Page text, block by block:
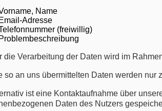
Name
Email-Adresse
(freiwillig)
Problembeschreibung
die Verarbeitung der Daten wird im
so an uns übermittelten Daten werden
ist eine Kontaktaufnahme über
Daten des Nutzers